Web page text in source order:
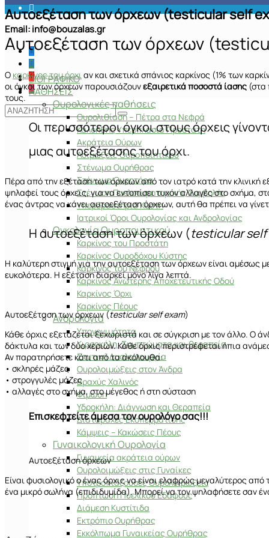
Email: info@bouzalas.gr
ΒΙΟΓΡΑΦΙΚΟ
ΠΑΘΗΣΕΙΣ
Ουρολογικές παθήσεις
Ουρολιθίαση – Πέτρα στα Νεφρά
Καλοήθης Υπερπλασία Προστάτη
Ακράτεια Ούρων
Λοιμώξεις Ουροποιητικού
Στένωμα Ουρήθρας
Στένωμα Ουρητήρα
Στένωση Πυελοουρητηρικής Συμβολής
Υπερδραστήρια Κύστη
Ιατρικοί Όροι Ουρολογίας και Ανδρολογίας
Ογκολογία Ουροποιητικού
Καρκίνος του Προστάτη
Καρκίνος Ουροδόχου Κύστης
Καρκίνος του Νεφρού
Καρκίνος Ανώτερης Αποχετευτικής Οδού
Καρκίνος Όρχι
Καρκίνος Πέους
Ανδρολογία
Υπογονιμότητα
Κιρσοκήλη: Συμπτώματα και θεραπεία
Στυτική Δυσλειτουργία
Ουρολοιμώξεις στον Άνδρα
Βραχύς Χαλινός
Φίμωση
Υδροκήλη: Διάγνωση και Θεραπεία
Διαταραχές Εκσπερμάτισης
Κάμψεις – Κακώσεις Πέους
Γυναικολογική Ουρολογία
Γυναικεία ακράτεια ούρων
Ουρολοιμώξεις στις Γυναίκες
Υποτροπιάζουσες Ουρολοιμώξεις
Πρόπτωση Πυελικού Εδάφους
Διάμεση Κυστίτιδα
Εκτρόπιο Ουρήθρας
Εκκόλπωμα Γυναικείας Ουρήθρας
Αυτοεξέταση των όρχεων (testicular self
Αυτοεξέταση των όρχεων
Ο καρκίνος του όρχιαν και σχετικά σπάνιος καρκίνος (1% των
οι όγκοι των όρχεων παρουσιάζουνεξαιρετικά ποσοστά ίασης (στα
τους.
Οι περισσότεροι όγκοι στους όρχεις
μιας αυτοεξέτασης του όρχι.
Πέρα από την εξέταση των όρχεων από τον ιατρό κατά την κλινική
ψηλαφεί τους όρχεις, για να εντοπίσει τυχόν αλλαγές στο
ένας άντρας να κάνει αυτοεξέταση όρχεων, αυτή θα πρέπει να
Η αυτοεξέταση των όρχεων (testicular self
Η καλύτερη στιγμή για την αυτοεξέταση των όρχεων είναι αμέσως
ευκολότερα. Η εξέταση διαρκεί μόνο λίγα λεπτά.
Αυτοεξέταση των όρχεων (testicular self exam)
Κάθε όρχις εξετάζεται ξεχωριστά και σε σύγκριση με τον άλλο. Ο
δάκτυλα και των δύο χεριών. Κάθε όρχις περιστρέφεται ήπια
Αν παρατηρήσετε κάτι από τα ακόλουθα:
• σκληρές μάζες
• στρογγυλές μάζες
• αλλαγές στο σχήμα, στο μέγεθος ή στη σύσταση
Επισκεφτείτε άμεσα τον ουρολόγο σας!!!
Αυτοεξέταση όρχεων
Είναι φυσιολογικό ο ένας όρχις να είναι ελαφρώς μεγαλύτερος
ένα μικρό σωλήνα (επιδιδυμίδα). Μπορεί να τον ψηλαφήσετε σαν